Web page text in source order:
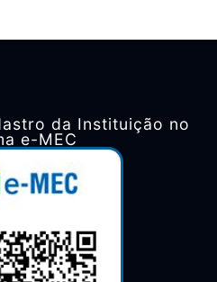
da Instituição no
e-MEC